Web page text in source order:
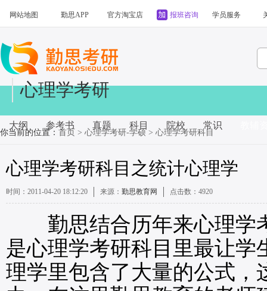
网站地图 勤思APP 官方淘宝店 报班咨询 学员服务
心理学考研
大纲 参考书 真题 科目 院校 常识
你当前的位置： 首页 > 心理学考研-学硕> 心理学考研科目
心理学考研科目之统计心理学
时间：2011-04-20 18:12:20 来源： 勤思教育网 点击数： 4920
勤思结合历年来心理学
是心理学考研科目里最让
理学里包含了大量的公式，